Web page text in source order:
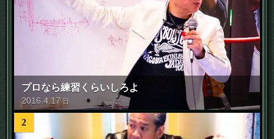
プロなら練習くらいしろよ
2016 .4.17 日
2